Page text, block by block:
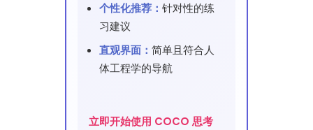
个性化推荐： 针对性的练
习建议
直观界面： 简单且符合人
体工程学的导航
立即开始使用 COCO 思考